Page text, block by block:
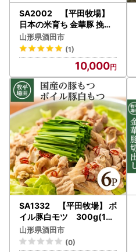
SA2002 【平田牧場】
日本の米育ち 金華豚 挽肉
計1.2kg(240g×5パック
)
山形県酒田市
(1)
10,000
SA1332 【平田牧場】 ボ
イル豚白モツ 300g(150
g×2袋)×6パック
山形県酒田市
(0)